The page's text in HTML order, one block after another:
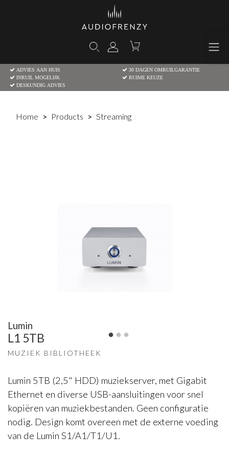
ADVIES AAN HUIS
30 DAGEN OMRUILGARANTIE
INRUIL MOGELIJK
RUIME KEUZE
DESKUNDIG ADVIES
Home Products Streaming
Lumin
L1 5TB
MUZIEK BIBLIOTHEEK
Lumin 5TB (2,5" HDD) muziekserver, met Gigabit
Ethernet en diverse USB-aansluitingen voor snel
kopiëren van muziekbestanden. Geen configuratie
nodig. Design komt overeen met de externe voeding
van de Lumin S1/A1/T1/U1.